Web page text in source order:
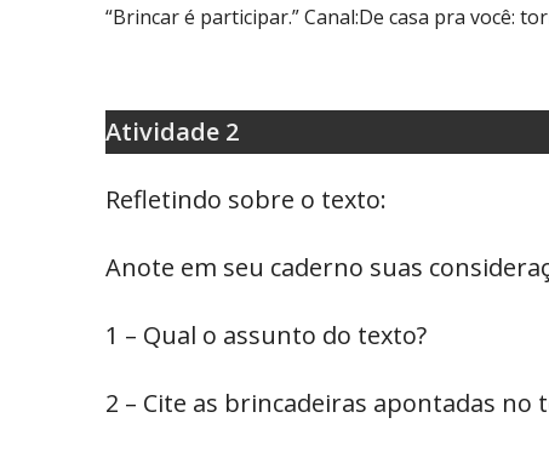
“Brincar é participar.” Canal:De casa pra você:
Atividade 2
Refletindo sobre o texto:
Anote em seu caderno suas
1 – Qual o assunto do texto?
2 – Cite as brincadeiras apontadas no